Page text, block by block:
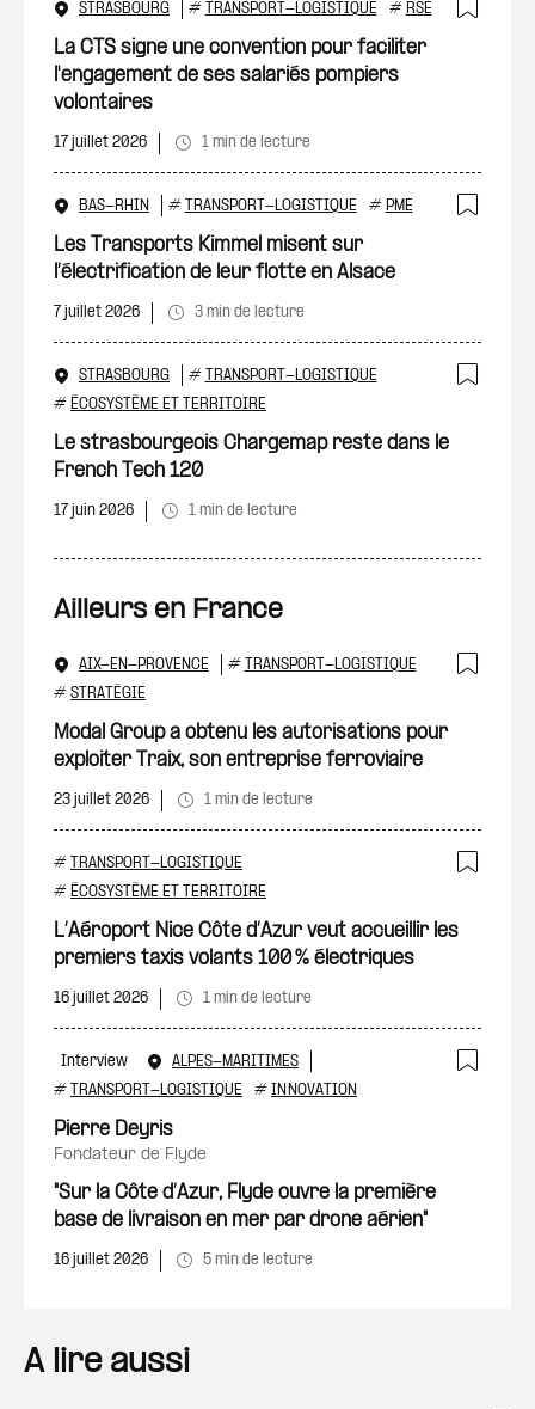
STRASBOURG # TRANSPORT-LOGISTIQUE # RSE
La CTS signe une convention pour faciliter
l'engagement de ses salariés pompiers
volontaires
17 juillet 2026 1 min de lecture
BAS-RHIN # TRANSPORT-LOGISTIQUE # PME
Les Transports Kimmel misent sur
l’électrification de leur flotte en Alsace
7 juillet 2026 3 min de lecture
STRASBOURG # TRANSPORT-LOGISTIQUE
# ÉCOSYSTÈME ET TERRITOIRE
Le strasbourgeois Chargemap reste dans le
French Tech 120
17 juin 2026 1 min de lecture
Ailleurs en France
AIX-EN-PROVENCE # TRANSPORT-LOGISTIQUE
# STRATÉGIE
Modal Group a obtenu les autorisations pour
exploiter Traix, son entreprise ferroviaire
23 juillet 2026 1 min de lecture
# TRANSPORT-LOGISTIQUE
# ÉCOSYSTÈME ET TERRITOIRE
L’Aéroport Nice Côte d’Azur veut accueillir les
premiers taxis volants 100 % électriques
16 juillet 2026 1 min de lecture
Interview
ALPES-MARITIMES
# TRANSPORT-LOGISTIQUE # INNOVATION
Pierre Deyris
fondateur de Flyde
"Sur la Côte d’Azur, Flyde ouvre la première
base de livraison en mer par drone aérien"
16 juillet 2026 5 min de lecture
A lire aussi